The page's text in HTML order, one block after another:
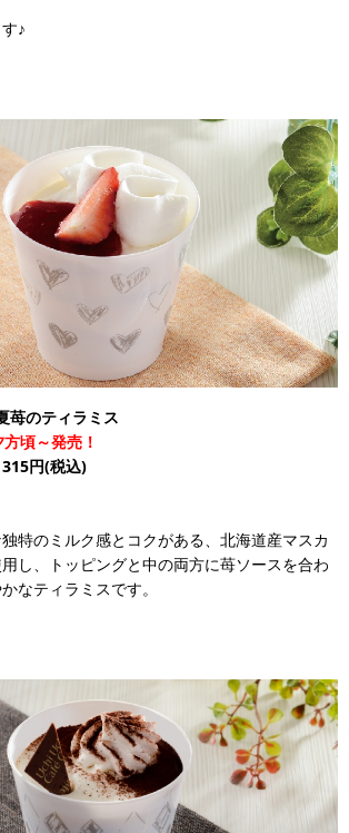
♪
苺のティラミス
頃～発売！
円(税込)
特のミルク感とコクがある、北海道産マスカ
し、トッピングと中の両方に苺ソースを合わ
なティラミスです。